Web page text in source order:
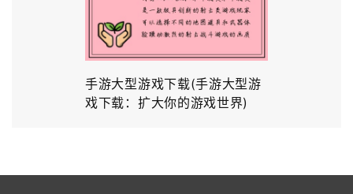
手游大型游戏下载(手游大型游
戏下载：扩大你的游戏世界)